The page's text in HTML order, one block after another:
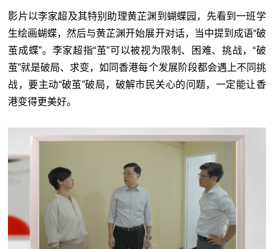
影片以李家超及其特别助理黄芷渊到蝴蝶园，先看到一班学
生绘画蝴蝶，然后与黄芷渊开始展开对话，当中提到成语“破
茧成蝶”。李家超指“茧”可以被视为限制、困难、挑战，“破
茧”就是破局、求变，如同香港每个发展阶段都会遇上不同挑
战，要主动“破茧”破局，破解市民关心的问题，一定能让香
港变得更美好。